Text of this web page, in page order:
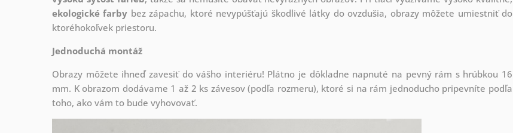
ekologické farby bez zápachu, ktoré nevypúšťajú škodlivé látky do ovzdušia, obrazy môžete umiestniť do
ktoréhokoľvek priestoru.
Jednoduchá montáž
Obrazy môžete ihneď zavesiť do vášho interiéru! Plátno je dôkladne napnuté na pevný rám s hrúbkou 16
mm. K obrazom dodávame 1 až 2 ks závesov (podľa rozmeru), ktoré si na rám jednoducho pripevníte podľa
toho, ako vám to bude vyhovovať.